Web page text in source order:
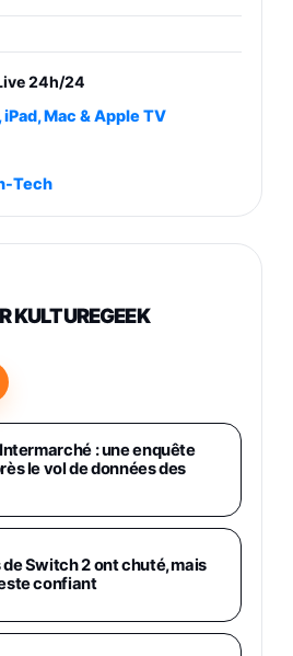
direct 3 vitesses (33-45-78
ampli intégré et port USB
Galaxy S26 Ultra
Fnac (Vendeur Tiers)
Galaxy S26+ Violet
Miracle Ultra, Smartphone
Galaxy AI, 512 Go,
Rapide 25W Inclus,
Noir, Version FR
512 Go Bleu
(Vendeur Tiers)
256 Go Violet
24h/24
Mac & Apple TV
Tech
KULTUREGEEK
: une enquête
le vol de données des
Switch 2 ont chuté, mais
confiant